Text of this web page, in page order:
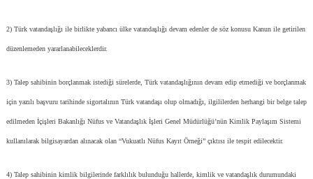
2) Türk vatandaşlığı ile birlikte yabancı ülke vatandaşlığı devam edenler de söz konusu Kanun ile getirilen
düzenlemeden yararlanabileceklerdir.
3) Talep sahibinin borçlanmak istediği sürelerde, Türk vatandaşlığının devam edip etmediği ve borçlanmak
için yazılı başvuru tarihinde sigortalının Türk vatandaşı olup olmadığı, ilgililerden herhangi bir belge talep
edilmeden İçişleri Bakanlığı Nüfus ve Vatandaşlık İşleri Genel Müdürlüğü’nün Kimlik Paylaşım Sistemi
kullanılarak bilgisayardan alınacak olan “Vukuatlı Nüfus Kayıt Örneği” çıktısı ile tespit edilecektir.
4) Talep sahibinin kimlik bilgilerinde farklılık bulunduğu hallerde, kimlik ve vatandaşlık durumundaki